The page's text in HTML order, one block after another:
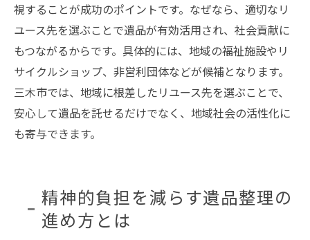
視することが成功のポイントです。なぜなら、適切なリ
ユース先を選ぶことで遺品が有効活用され、社会貢献に
もつながるからです。具体的には、地域の福祉施設やリ
サイクルショップ、非営利団体などが候補となります。
三木市では、地域に根差したリユース先を選ぶことで、
安心して遺品を託せるだけでなく、地域社会の活性化に
も寄与できます。
精神的負担を減らす遺品整理の
進め方とは